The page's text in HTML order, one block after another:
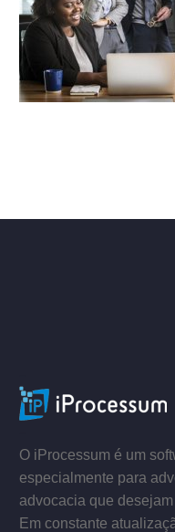
O iProcessum é um
especialmente para
advocacia que
Em constante